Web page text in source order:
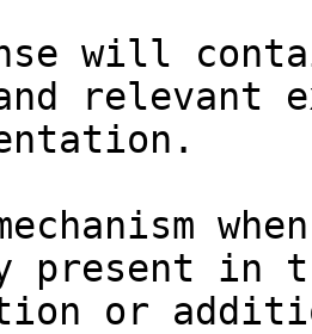
will
relevant
in
or